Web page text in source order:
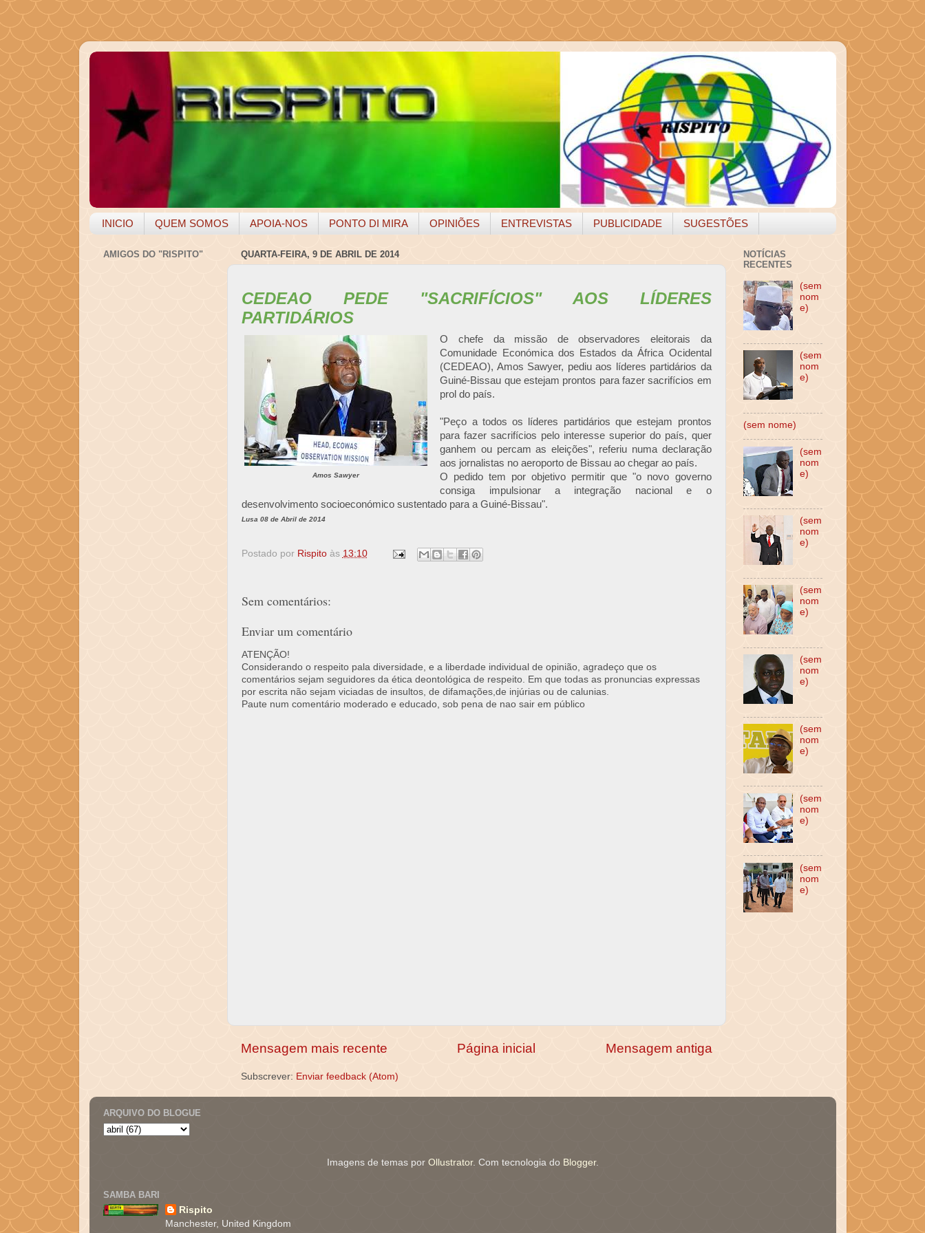
INICIO QUEM SOMOS APOIA-NOS PONTO DI MIRA OPINIÕES ENTREVISTAS PUBLICIDADE SUGESTÕES
QUARTA-FEIRA, 9 DE ABRIL DE 2014
CEDEAO PEDE "SACRIFÍCIOS" AOS LÍDERES
PARTIDÁRIOS
Amos Sawyer
O chefe da missão de observadores eleitorais da
Comunidade Económica dos Estados da África Ocidental
(CEDEAO), Amos Sawyer, pediu aos líderes partidários da
Guiné-Bissau que estejam prontos para fazer sacrifícios em
prol do país.
"Peço a todos os líderes partidários que estejam prontos
para fazer sacrifícios pelo interesse superior do país, quer
ganhem ou percam as eleições", referiu numa declaração
aos jornalistas no aeroporto de Bissau ao chegar ao país.
O pedido tem por objetivo permitir que "o novo governo
consiga impulsionar a integração nacional e o
desenvolvimento socioeconómico sustentado para a Guiné-Bissau".
Lusa 08 de Abril de 2014
Postado por Rispito às 13:10
Sem comentários:
Enviar um comentário
ATENÇÃO!
Considerando o respeito pala diversidade, e a liberdade individual de opinião, agradeço que os
comentários sejam seguidores da ética deontológica de respeito. Em que todas as pronuncias expressas
por escrita não sejam viciadas de insultos, de difamações,de injúrias ou de calunias.
Paute num comentário moderado e educado, sob pena de nao sair em público
Mensagem mais recente Mensagem antiga
Página inicial
Subscrever: Enviar feedback (Atom)
AMIGOS DO "RISPITO"
NOTÍCIAS
RECENTES
(sem
nom
e)
(sem
nom
e)
(sem nome)
(sem
nom
e)
(sem
nom
e)
(sem
nom
e)
(sem
nom
e)
(sem
nom
e)
(sem
nom
e)
(sem
nom
e)
ARQUIVO DO BLOGUE
Imagens de temas por Ollustrator. Com tecnologia do Blogger.
SAMBA BARI
Rispito
Manchester, United Kingdom